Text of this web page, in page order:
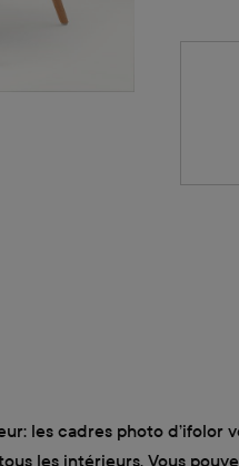
les cadres photo
les intérieurs. Vous